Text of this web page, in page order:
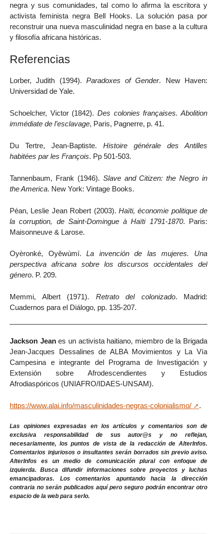
negra y sus comunidades, tal como lo afirma la escritora y
activista feminista negra Bell Hooks. La solución pasa por
reconstruir una nueva masculinidad negra en base a la cultura
y filosofía africana históricas.
Referencias
Lorber, Judith (1994). Paradoxes of Gender. New Haven:
Universidad de Yale.
Schoelcher, Victor (1842). Des colonies françaises. Abolition
immédiate de l’esclavage, Paris, Pagnerre, p. 41.
Du Tertre, Jean-Baptiste. Histoire générale des Antilles
habitées par les François. Pp 501-503.
Tannenbaum, Frank (1946). Slave and Citizen: the Negro in
the America. New York: Vintage Books.
Péan, Leslie Jean Robert (2003). Haïti, économie politique de
la corruption, de Saint-Domingue à Haïti 1791-1870. Paris:
Maisonneuve & Larose.
Oyèronké, Oyěwùmí.La invención de las mujeres. Una
perspectiva africana sobre los discursos occidentales del
género. P. 209.
Memmi, Albert (1971). Retrato del colonizado. Madrid:
Cuadernos para el Diálogo, pp. 135-207.
Jackson Jeanes un activista haitiano, miembro de la Brigada
Jean-Jacques Dessalines de ALBA Movimientos y La Vía
Campesina e integrante del Programa de Investigación y
Extensión sobre Afrodescendientes y Estudios
Afrodiaspóricos (UNIAFRO/IDAES-UNSAM).
https://www.alai.info/masculinidades-negras-colonialismo/ .
Las opiniones expresadas en los artículos y comentarios son de
exclusiva responsabilidad de sus autor@s y no reflejan,
necesariamente, los puntos de vista de la redacción de AlterInfos.
Comentarios injuriosos o insultantes serán borrados sin previo aviso.
AlterInfos es un medio de comunicación plural con enfoque de
izquierda. Busca difundir informaciones sobre proyectos y luchas
emancipadoras. Los comentarios apuntando hacia la dirección
contraria no serán publicados aquí pero seguro podrán encontrar otro
espacio de la web para serlo.